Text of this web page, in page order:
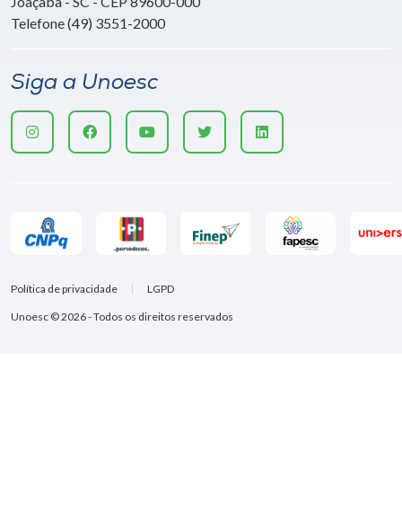
Telefone (49) 3551-2000
Siga a Unoesc
Unoesc © 2026 - Todos os direitos reservados
Política de privacidade LGPD